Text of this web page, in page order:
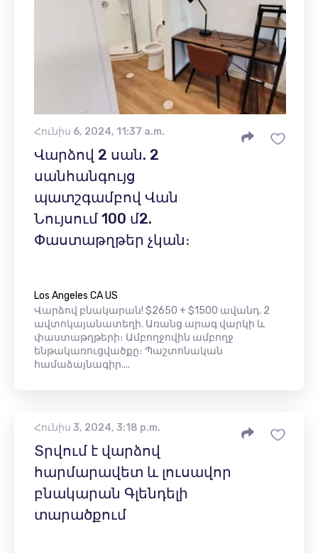
Հունիս 6, 2024, 11:37 a.m.
Վարձով 2 սան. 2
սանհանգույց
պատշգամբով Վան
Նույսում 100 մ2.
Փաստաթղթեր չկան։
Los Angeles CA US
Վարձով բնակարան! $2650 + $1500 ավանդ. 2
ավտոկայանատեղի. Առանց արագ վարկի և
փաստաթղթերի։ Ամբողջովին ամբողջ
ենթակառուցվածքը։ Պաշտոնական
համաձայնագիր....
Հունիս 3, 2024, 3:18 p.m.
Տրվում է վարձով
հարմարավետ և լուսավոր
բնակարան Գլենդելի
տարածքում